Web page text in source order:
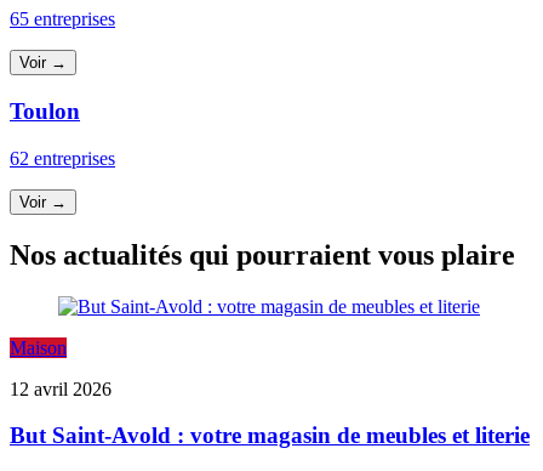
65 entreprises
Voir →
Toulon
62 entreprises
Voir →
Nos actualités qui pourraient vous plaire
Maison
12 avril 2026
But Saint-Avold : votre magasin de meubles et literie